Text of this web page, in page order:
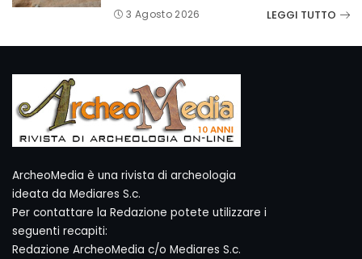
3 Agosto 2026 LEGGI TUTTO
ArcheoMedia è una rivista di archeologia
ideata da Mediares S.c.
Per contattare la Redazione potete utilizzare i
seguenti recapiti:
Redazione ArcheoMedia c/o Mediares S.c.